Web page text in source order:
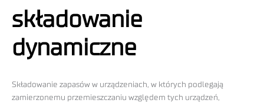
składowanie
dynamiczne
Składowanie zapasów w urządzeniach, w których podlegają
zamierzonemu przemieszczaniu względem tych urządzeń,